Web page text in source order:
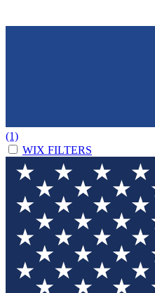
(1)
WIX FILTERS